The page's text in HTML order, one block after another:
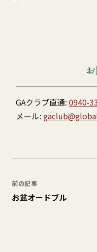
GAクラブ直通: 0940-
メール:
前の記事
お盆オードブル